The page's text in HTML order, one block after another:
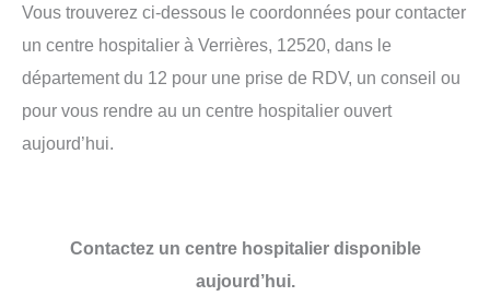
Vous trouverez ci-dessous le coordonnées pour contacter
un centre hospitalier à Verrières, 12520, dans le
département du 12 pour une prise de RDV, un conseil ou
pour vous rendre au un centre hospitalier ouvert
aujourd’hui.
Contactez un centre hospitalier disponible
aujourd’hui.